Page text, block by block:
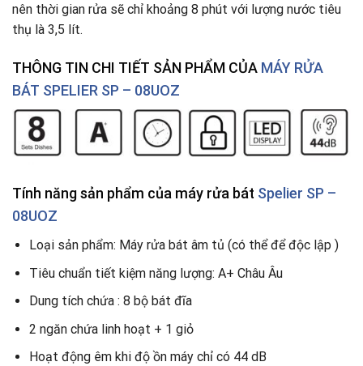
nên thời gian rửa sẽ chỉ khoảng 8 phút với lượng nước tiêu
thụ là 3,5 lít.
THÔNG TIN CHI TIẾT SẢN PHẨM CỦA MÁY RỬA
BÁT SPELIER SP – 08UOZ
Tính năng sản phẩm của máy rửa bát Spelier SP –
08UOZ
Loại sản phẩm: Máy rửa bát âm tủ (có thể để độc lập )
Tiêu chuẩn tiết kiệm năng lượng: A+ Châu Âu
Dung tích chứa : 8 bộ bát đĩa
2 ngăn chứa linh hoạt + 1 giỏ
Hoạt động êm khi độ ồn máy chỉ có 44 dB